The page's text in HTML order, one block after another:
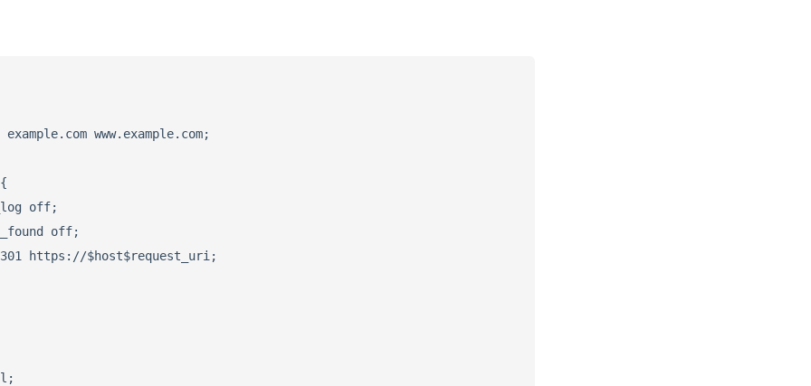
example.com www.example.com;
off;
off;
https://$host$request_uri;